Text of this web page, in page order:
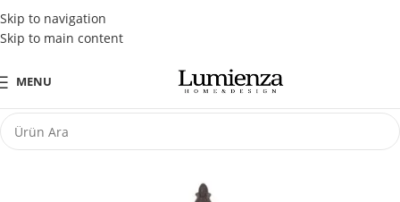
Skip to navigation
Skip to main content
Tüm Kredi Kartlarına Peşin Fiyatına 3 Taksit Fırsatı
MENU